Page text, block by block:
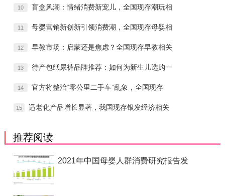
10 盲盒风潮：情绪消费新宠儿，全国现存潮玩相
11 母婴营销新创新引领消费潮，全国现存母婴相
12 早教市场：启蒙还是焦虑？全国现存早教相关
13 待产包纸尿裤品牌推荐：如何为新生儿选购一
14 官方将整治“零公里二手车”乱象，全国现存
15 适老化产品增长显著，我国现存银发经济相关
推荐阅读
2021年中国母婴人群消费研究报告发